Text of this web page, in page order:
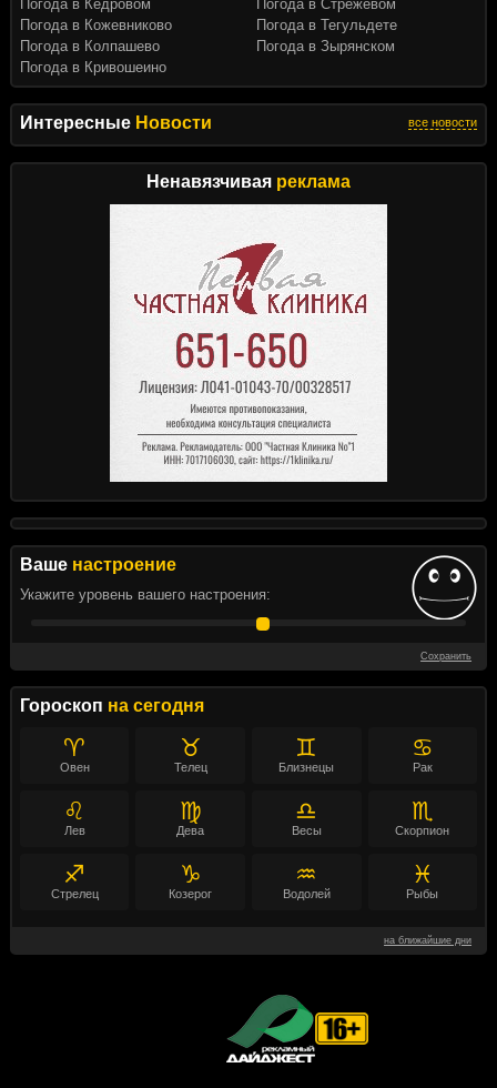
Интересные Новости все новости
Ненавязчивая реклама
Ваше настроение
Укажите уровень вашего настроения:
Сохранить
Гороскоп на сегодня
♈
Овен
♉
Телец
♊
Близнецы
♋
Рак
♌
Лев
♍
Дева
♎
Весы
♏
Скорпион
♐
Стрелец
♑
Козерог
♒
Водолей
♓
Рыбы
на ближайшие дни
Погода в Кедровом
Погода в Кожевниково
Погода в Колпашево
Погода в Кривошеино
Погода в Стрежевом
Погода в Тегульдете
Погода в Зырянском